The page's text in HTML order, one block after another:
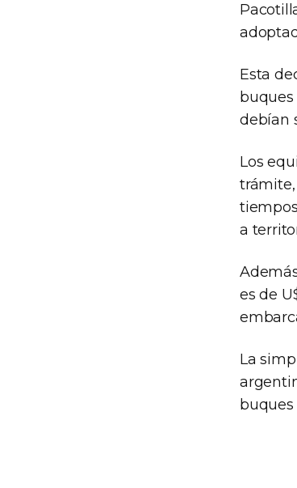
Esta
buques
debían
Los
a
es de
La
buques